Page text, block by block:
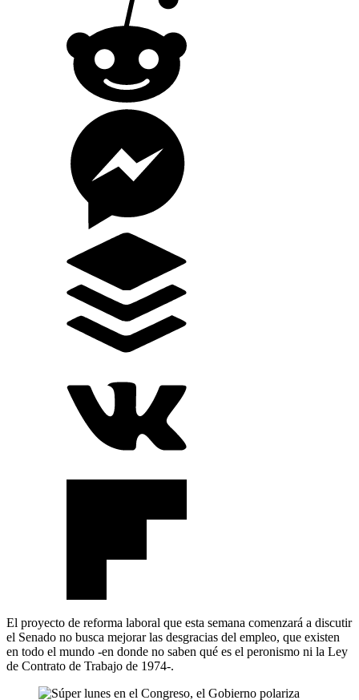
El proyecto de reforma laboral que esta semana comenzará a discutir
el Senado no busca mejorar las desgracias del empleo, que existen
en todo el mundo -en donde no saben qué es el peronismo ni la Ley
de Contrato de Trabajo de 1974-.